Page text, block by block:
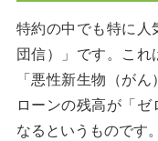
特約の中でも特に
団信）」です。こ
「悪性新生物（が
ローンの残高が「
なるというものです。